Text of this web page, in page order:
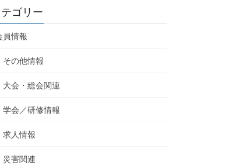
ゴリー
員情報
その他情報
大会・総会関連
学会／研修情報
求人情報
災害関連